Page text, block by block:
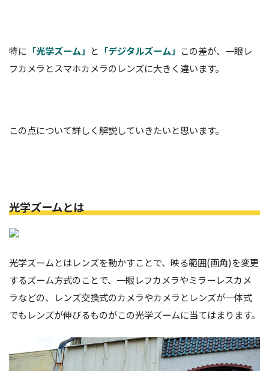
特に 「光学ズーム」 と 「デジタルズーム」 この差が、一眼レ
フカメラとスマホカメラのレンズに大きく違います。
この点について詳しく解説していきたいと思います。
光学ズームとは
光学ズームとはレンズを動かすことで、映る範囲(画角)を変更
するズーム方式のことで、一眼レフカメラやミラーレスカメ
ラなどの、レンズ交換式のカメラやカメラとレンズが一体式
でもレンズが伸びるものがこの光学ズームに当てはまります。